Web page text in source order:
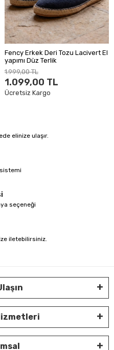
Fency Erkek Deri Tozu Lacivert El
yapımı Düz Terlik
1.999,00 TL
1.099,00 TL
Ücretsiz Kargo
elinize ulaşır.
seçeneği
iletebilirsiniz.